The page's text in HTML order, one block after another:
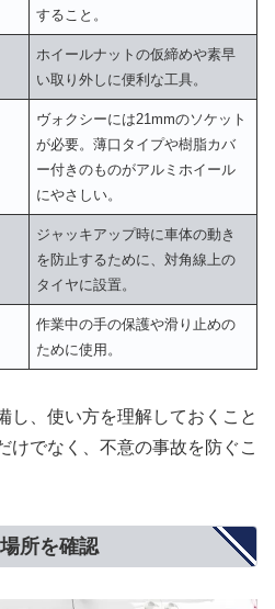
すること。
ホイールナットの仮締めや素早
い取り外しに便利な工具。
ヴォクシーには21mmのソケット
が必要。薄口タイプや樹脂カバ
ー付きのものがアルミホイール
にやさしい。
ジャッキアップ時に車体の動き
を防止するために、対角線上の
タイヤに設置。
作業中の手の保護や滑り止めの
ために使用。
し、使い方を理解しておくこと
けでなく、不意の事故を防ぐこ
所を確認